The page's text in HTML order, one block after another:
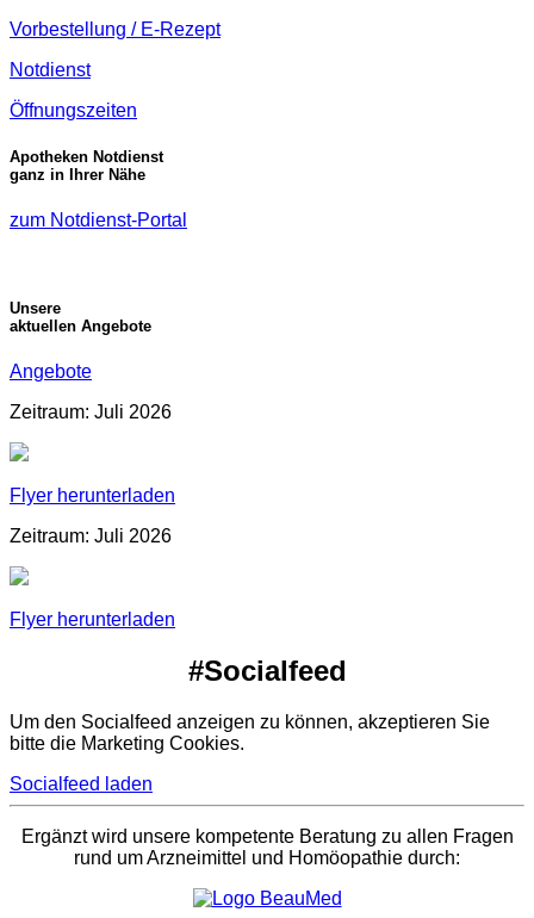
Vorbestellung / E-Rezept
Notdienst
Öffnungszeiten
Apotheken Notdienst
ganz in Ihrer Nähe
zum Notdienst-Portal
Unsere
aktuellen Angebote
Angebote
Zeitraum: Juli 2026
Flyer herunterladen
Zeitraum: Juli 2026
Flyer herunterladen
#Socialfeed
Um den Socialfeed anzeigen zu können, akzeptieren Sie
bitte die Marketing Cookies.
Socialfeed laden
Ergänzt wird unsere kompetente Beratung zu allen Fragen
rund um Arzneimittel und Homöopathie durch: